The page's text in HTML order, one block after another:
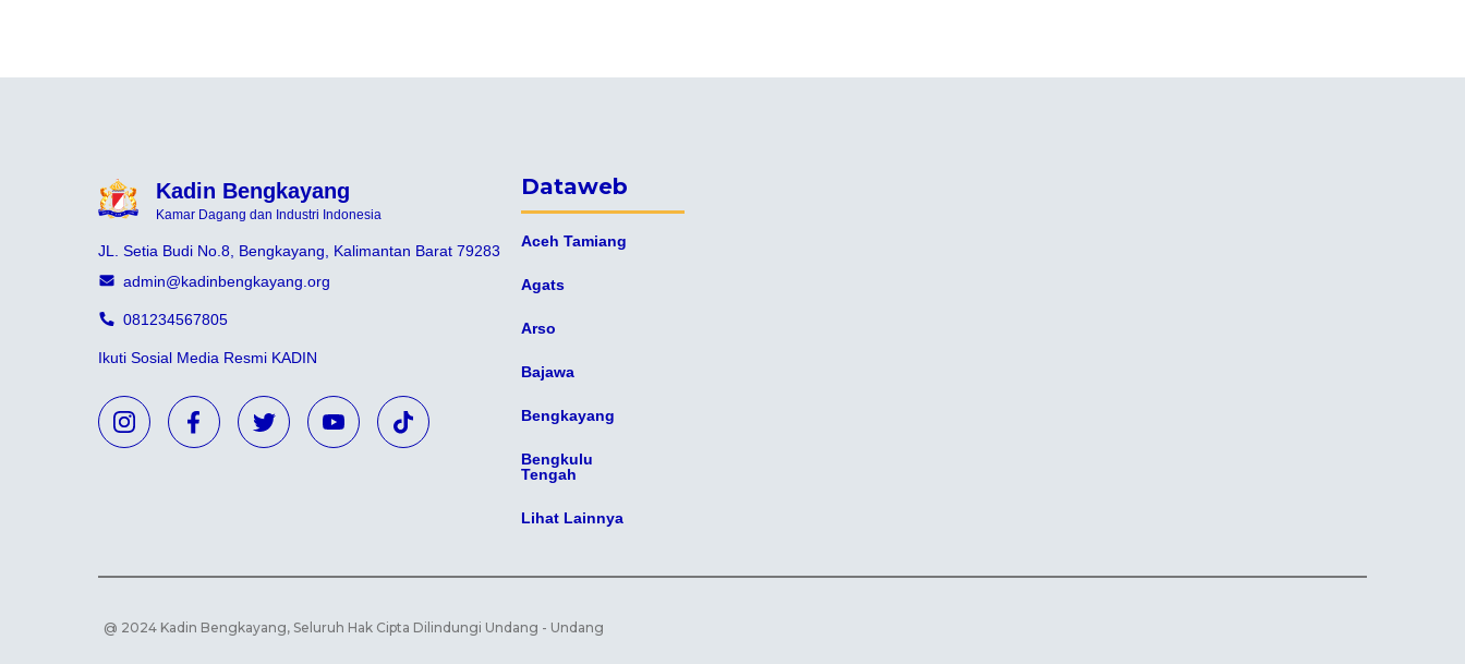
Kadin Bengkayang
Kamar Dagang dan Industri Indonesia
JL. Setia Budi No.8, Bengkayang, Kalimantan Barat 79283
admin@kadinbengkayang.org
081234567805
Ikuti Sosial Media Resmi KADIN
Dataweb
Aceh Tamiang
Agats
Arso
Bajawa
Bengkayang
Bengkulu
Tengah
Lihat Lainnya
@ 2024 Kadin Bengkayang, Seluruh Hak Cipta Dilindungi Undang - Undang